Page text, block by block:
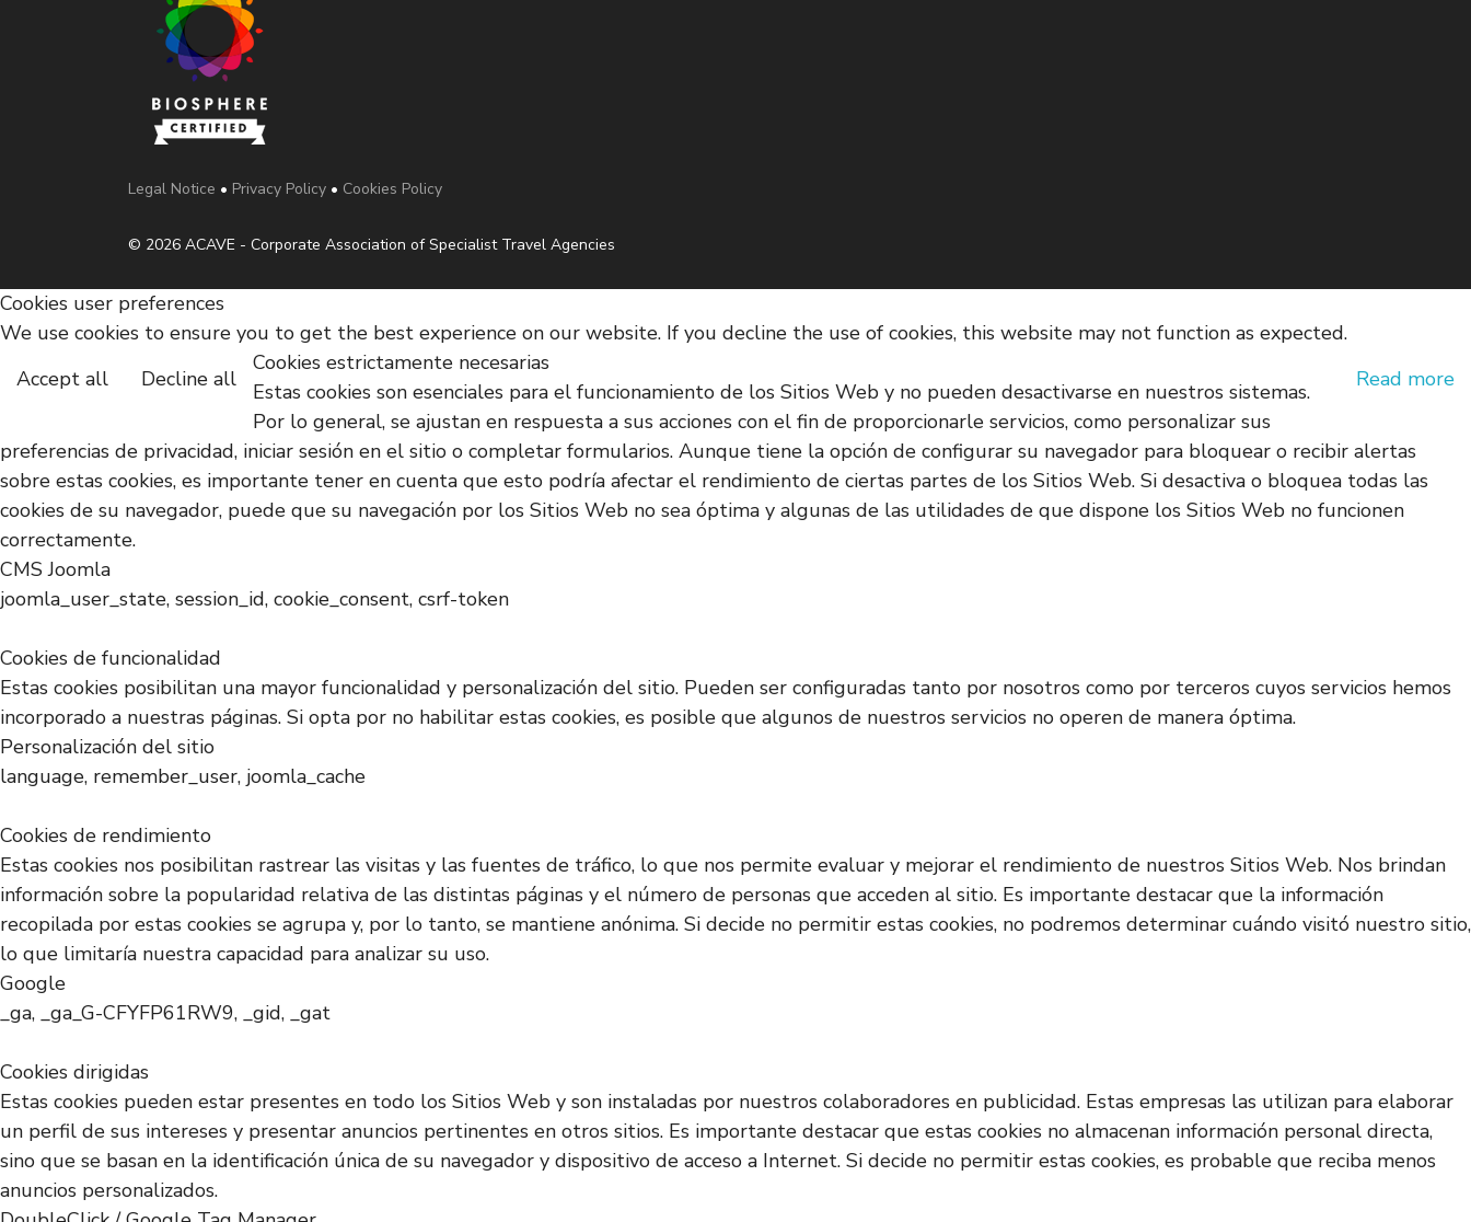
Legal Notice • Privacy Policy • Cookies Policy
© 2026 ACAVE - Corporate Association of Specialist Travel Agencies
Cookies user preferences
We use cookies to ensure you to get the best experience on our website. If you decline the use of cookies, this website may not function as expected.
Accept all
Decline all Read more
Cookies estrictamente necesarias
Estas cookies son esenciales para el funcionamiento de los Sitios Web y no pueden desactivarse en nuestros sistemas.
Por lo general, se ajustan en respuesta a sus acciones con el fin de proporcionarle servicios, como personalizar sus
preferencias de privacidad, iniciar sesión en el sitio o completar formularios. Aunque tiene la opción de configurar su navegador para bloquear o recibir alertas
sobre estas cookies, es importante tener en cuenta que esto podría afectar el rendimiento de ciertas partes de los Sitios Web. Si desactiva o bloquea todas las
cookies de su navegador, puede que su navegación por los Sitios Web no sea óptima y algunas de las utilidades de que dispone los Sitios Web no funcionen
correctamente.
CMS Joomla
joomla_user_state, session_id, cookie_consent, csrf-token
Cookies de funcionalidad
Estas cookies posibilitan una mayor funcionalidad y personalización del sitio. Pueden ser configuradas tanto por nosotros como por terceros cuyos servicios hemos
incorporado a nuestras páginas. Si opta por no habilitar estas cookies, es posible que algunos de nuestros servicios no operen de manera óptima.
Personalización del sitio
language, remember_user, joomla_cache
Cookies de rendimiento
Estas cookies nos posibilitan rastrear las visitas y las fuentes de tráfico, lo que nos permite evaluar y mejorar el rendimiento de nuestros Sitios Web. Nos brindan
información sobre la popularidad relativa de las distintas páginas y el número de personas que acceden al sitio. Es importante destacar que la información
recopilada por estas cookies se agrupa y, por lo tanto, se mantiene anónima. Si decide no permitir estas cookies, no podremos determinar cuándo visitó nuestro sitio,
lo que limitaría nuestra capacidad para analizar su uso.
Google
_ga, _ga_G-CFYFP61RW9, _gid, _gat
Cookies dirigidas
Estas cookies pueden estar presentes en todo los Sitios Web y son instaladas por nuestros colaboradores en publicidad. Estas empresas las utilizan para elaborar
un perfil de sus intereses y presentar anuncios pertinentes en otros sitios. Es importante destacar que estas cookies no almacenan información personal directa,
sino que se basan en la identificación única de su navegador y dispositivo de acceso a Internet. Si decide no permitir estas cookies, es probable que reciba menos
anuncios personalizados.